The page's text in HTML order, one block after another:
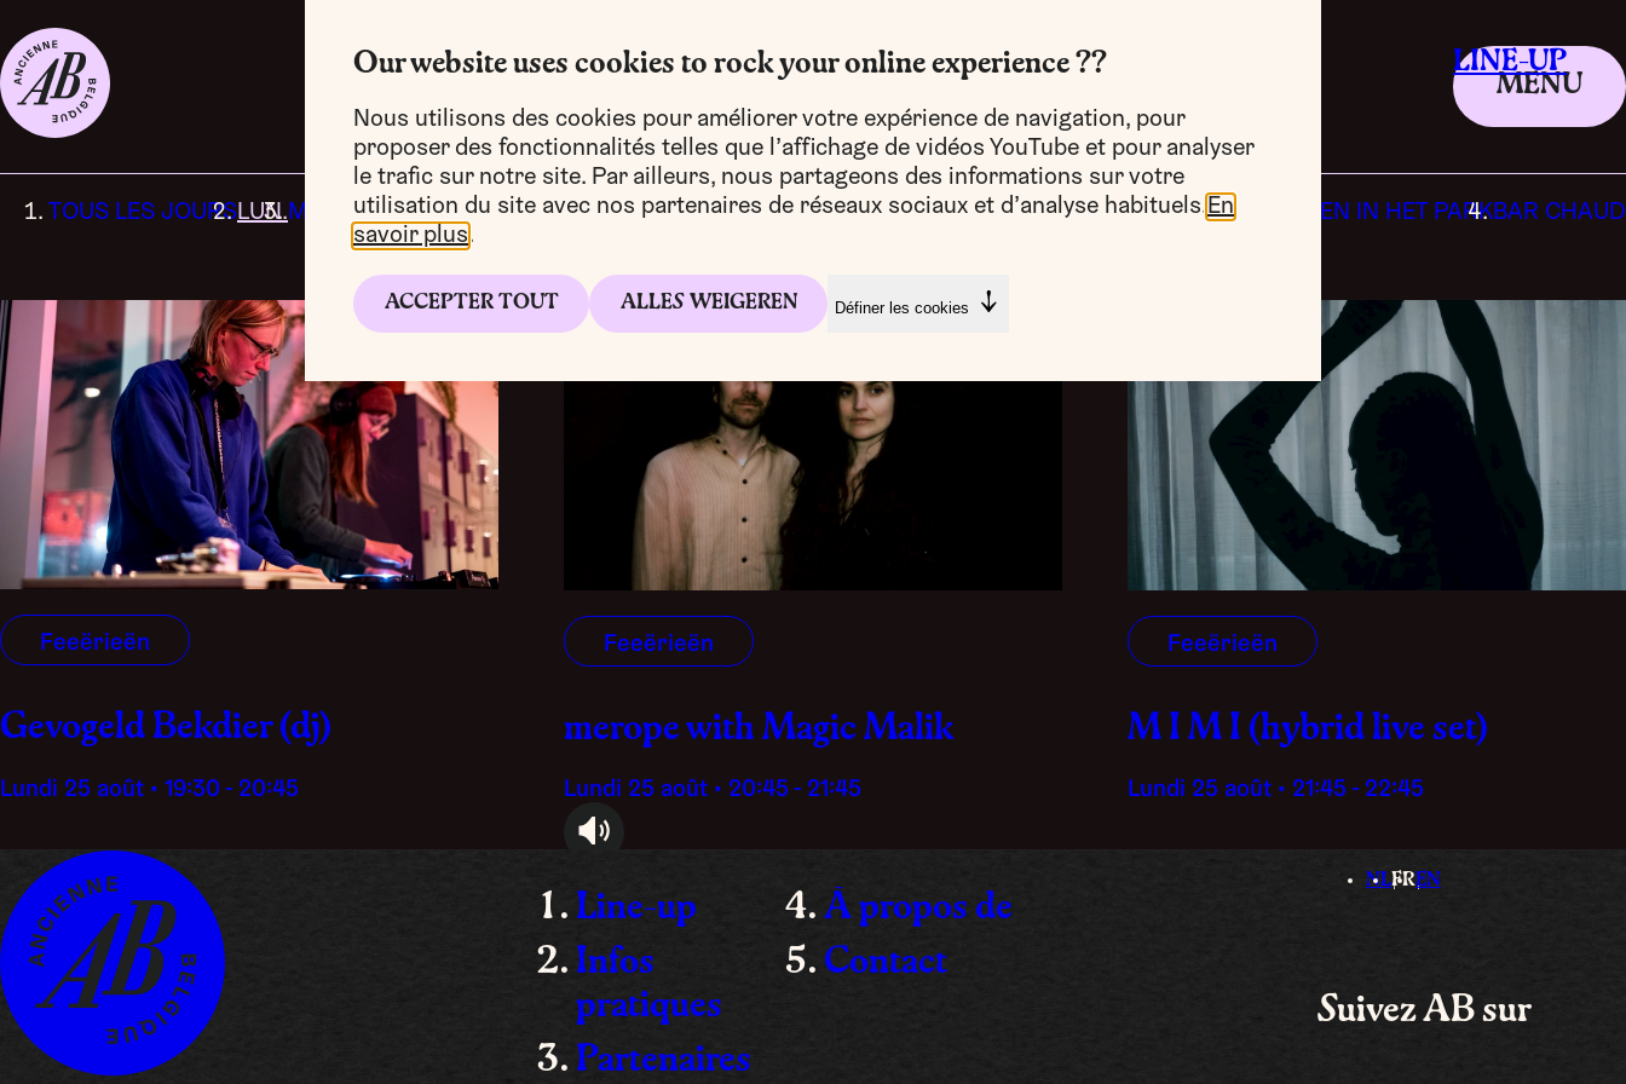
Our website uses cookies to rock your online experience ??
Nous utilisons des cookies pour améliorer votre expérience de navigation, pour
proposer des fonctionnalités telles que l’affichage de vidéos YouTube et pour analyser
le trafic sur notre site. Par ailleurs, nous partageons des informations sur votre
utilisation du site avec nos partenaires de réseaux sociaux et d’analyse habituels. En
savoir plus .
ACCEPTER TOUT ALLES WEIGEREN Définer les cookies
LINE-UP
MENU
Feeërieën
TOUS LES JOURSLUN.MAR. MER.JEU.VEN. TOUS LES FESTIVALSFEEËRIEËNBOTERHAMMEN IN HET PARKBAR CHAUD
Feeërieën
Gevogeld Bekdier (dj)
lundi 25 août • 19:30 - 20:45
Feeërieën
merope with Magic Malik
lundi 25 août • 20:45 - 21:45
audioplayer.listen
Feeërieën
M I M I (hybrid live set)
lundi 25 août • 21:45 - 22:45
NLFREN
Suivez AB sur
Line-up
Infos
pratiques
Partenaires
À propos de
Contact